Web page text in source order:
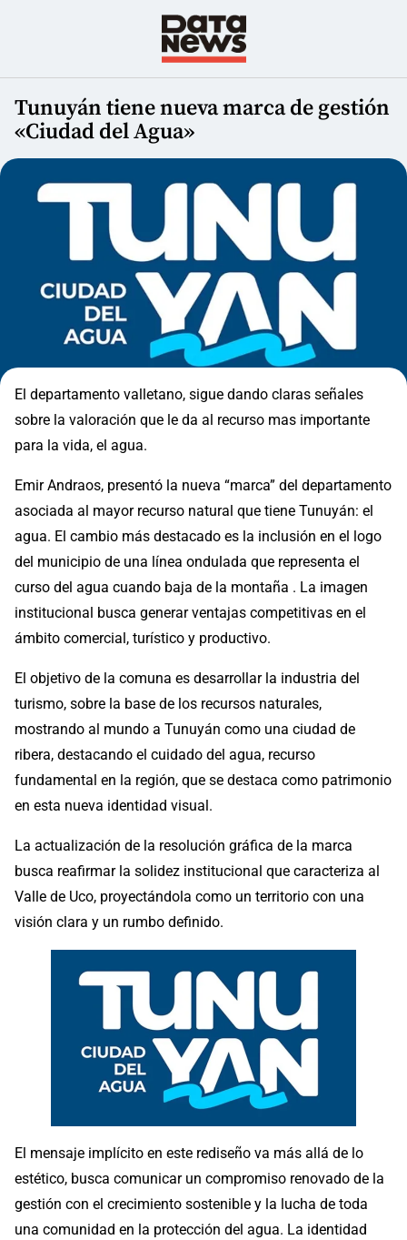
Tunuyán tiene nueva marca de gestión
«Ciudad del Agua»
El departamento valletano, sigue dando claras señales
sobre la valoración que le da al recurso mas importante
para la vida, el agua.
Emir Andraos, presentó la nueva “marca” del departamento
asociada al mayor recurso natural que tiene Tunuyán: el
agua. El cambio más destacado es la inclusión en el logo
del municipio de una línea ondulada que representa el
curso del agua cuando baja de la montaña . La imagen
institucional busca generar ventajas competitivas en el
ámbito comercial, turístico y productivo.
El objetivo de la comuna es desarrollar la industria del
turismo, sobre la base de los recursos naturales,
mostrando al mundo a Tunuyán como una ciudad de
ribera, destacando el cuidado del agua, recurso
fundamental en la región, que se destaca como patrimonio
en esta nueva identidad visual.
La actualización de la resolución gráfica de la marca
busca reafirmar la solidez institucional que caracteriza al
Valle de Uco, proyectándola como un territorio con una
visión clara y un rumbo definido.
El mensaje implícito en este rediseño va más allá de lo
estético, busca comunicar un compromiso renovado de la
gestión con el crecimiento sostenible y la lucha de toda
una comunidad en la protección del agua. La identidad